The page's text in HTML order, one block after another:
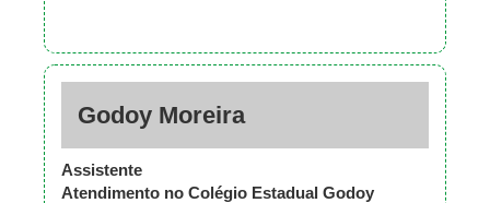
Godoy Moreira
Assistente
Atendimento no Colégio Estadual Godoy